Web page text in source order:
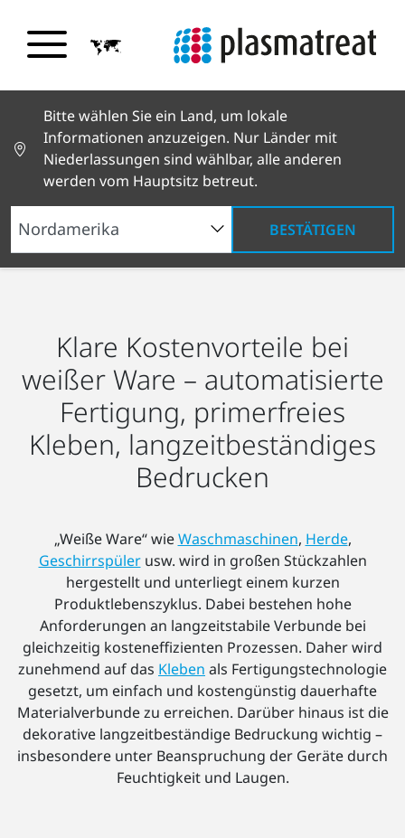
Bitte wählen Sie ein Land, um lokale
Informationen anzuzeigen. Nur Länder mit
Niederlassungen sind wählbar, alle anderen
werden vom Hauptsitz betreut.
BESTÄTIGEN
Branchenlösungen
Konsumgüter
Haushaltsgeräte
Klare Kostenvorteile bei
weißer Ware – automatisierte
Fertigung, primerfreies
Kleben, langzeitbeständiges
Bedrucken
„Weiße Ware“ wieWaschmaschinen, Herde,
Geschirrspülerusw. wird in großen Stückzahlen
hergestellt und unterliegt einem kurzen
Produktlebenszyklus. Dabei bestehen hohe
Anforderungen an langzeitstabile Verbunde bei
gleichzeitig kosteneffizienten Prozessen. Daher wird
zunehmend auf das Kleben als Fertigungstechnologie
gesetzt, um einfach und kostengünstig dauerhafte
Materialverbunde zu erreichen. Darüber hinaus ist die
dekorative langzeitbeständige Bedruckung wichtig –
insbesondere unter Beanspruchung der Geräte durch
Feuchtigkeit und Laugen.